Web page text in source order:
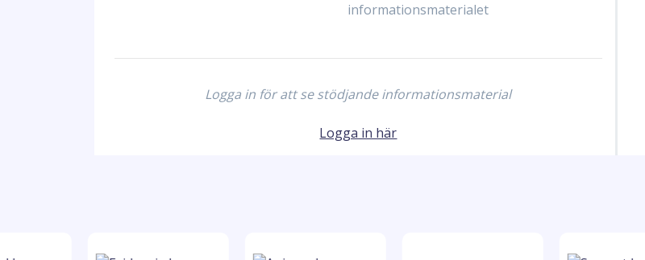
informationsmaterialet
Logga in för att se stödjande informationsmaterial
Logga in här